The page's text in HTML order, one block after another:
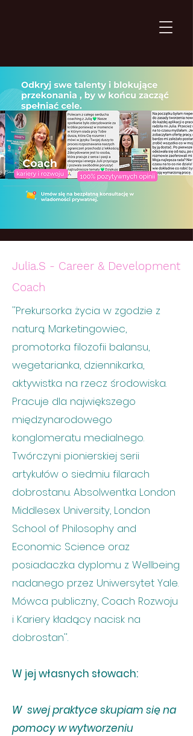
Julia.S - Career & Development
Coach
''Prekursorka życia w zgodzie z
naturą. Marketingowiec,
promotorka filozofii balansu,
wegetarianka, dziennikarka,
aktywistka na rzecz środowiska.
Pracuje dla największego
międzynarodowego
konglomeratu medialnego.
Twórczyni pionierskiej serii
artykułów o siedmiu filarach
dobrostanu. Absolwentka London
Middlesex University, London
School of Philosophy and
Economic Science oraz
posiadaczka dyplomu z Wellbeing
nadanego przez Uniwersytet Yale.
Mówca publiczny, Coach Rozwoju
i Kariery kładący nacisk na
dobrostan''.
W jej własnych słowach:
W swej praktyce skupiam się na
pomocy w wytworzeniu